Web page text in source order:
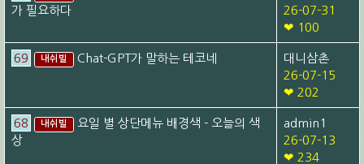
가 필요하다
26-07-31
❤ 100
69 내쉬빌 Chat-GPT가 말하는 테코네
대니삼촌
26-07-15
❤ 202
68 내쉬빌
요일 별 상단메뉴 배경색 - 오늘의 색
상
admin1
26-07-13
❤ 234